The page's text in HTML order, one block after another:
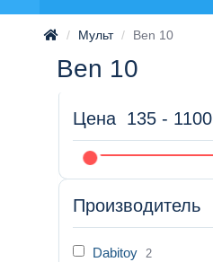
Мульт Ben 10
Ben 10
Цена 135- 1100
Производитель
Dabitoy 2